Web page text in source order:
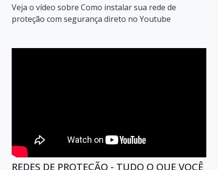
Veja o vídeo sobre Como instalar sua rede de
proteção com segurança direto no Youtube
REDES DE PROTEÇÃO - TUDO O QUE VOCÊ